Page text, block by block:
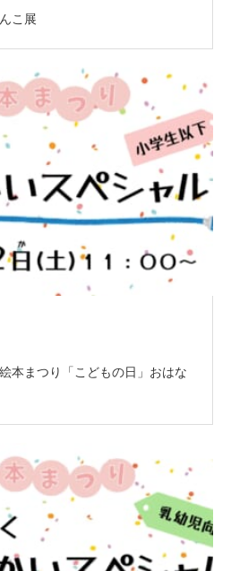
こ展
本まつり「こどもの日」おはな